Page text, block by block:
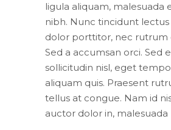
ligula aliquam, malesuada
nibh. Nunc tincidunt
dolor porttitor, nec rutrum
Sed a accumsan orci. Sed
sollicitudin nisl, eget
aliquam quis. Praesent
tellus at congue. Nam id
auctor dolor in, malesuada